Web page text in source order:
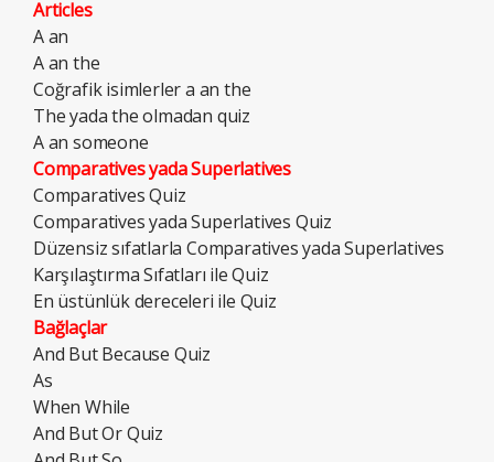
Articles
A an
A an the
Coğrafik isimlerler a an the
The yada the olmadan quiz
A an someone
Comparatives yada Superlatives
Comparatives Quiz
Comparatives yada Superlatives Quiz
Düzensiz sıfatlarla Comparatives yada Superlatives
Karşılaştırma Sıfatları ile Quiz
En üstünlük dereceleri ile Quiz
Bağlaçlar
And But Because Quiz
As
When While
And But Or Quiz